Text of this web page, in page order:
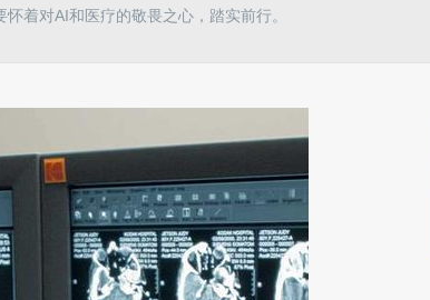
着对AI和医疗的敬畏之心，踏实前行。